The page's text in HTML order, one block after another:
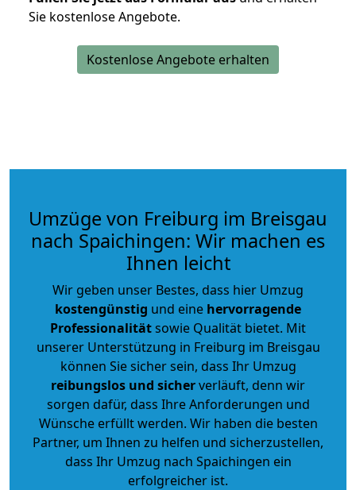
Sie kostenlose Angebote.
Kostenlose Angebote erhalten
Umzüge von Freiburg im Breisgau
nach Spaichingen: Wir machen es
Ihnen leicht
Wir geben unser Bestes, dass hier Umzug
kostengünstig und eine hervorragende
Professionalitätsowie Qualität bietet. Mit
unserer Unterstützung in Freiburg im Breisgau
können Sie sicher sein, dass Ihr Umzug
reibungslos und sicherverläuft, denn wir
sorgen dafür, dass Ihre Anforderungen und
Wünsche erfüllt werden. Wir haben die besten
Partner, um Ihnen zu helfen und sicherzustellen,
dass Ihr Umzug nach Spaichingen ein
erfolgreicher ist.